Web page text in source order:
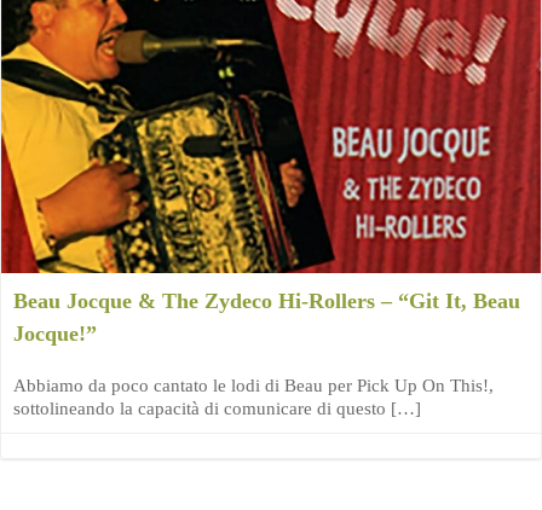
Beau Jocque & The Zydeco Hi-Rollers – “Git It, Beau
Jocque!”
Abbiamo da poco cantato le lodi di Beau per Pick Up On This!,
sottolineando la capacità di comunicare di questo […]